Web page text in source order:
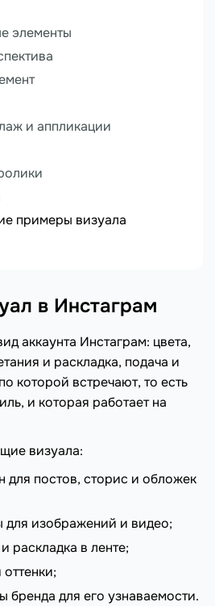
элементы
и аппликации
примеры визуала
в Инстаграм
аккаунта Инстаграм: цвета,
и раскладка, подача и
которой встречают, то есть
и которая работает на
визуала:
для постов, сторис и обложек
изображений и видео;
раскладка в ленте;
бренда для его узнаваемости.